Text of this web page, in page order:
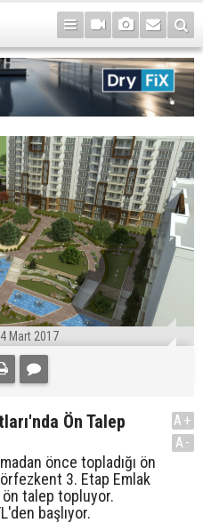
Mart 2017
Ön Talep
önce topladığı ön
3. Etap Emlak
talep topluyor.
başlıyor.
A+
A-